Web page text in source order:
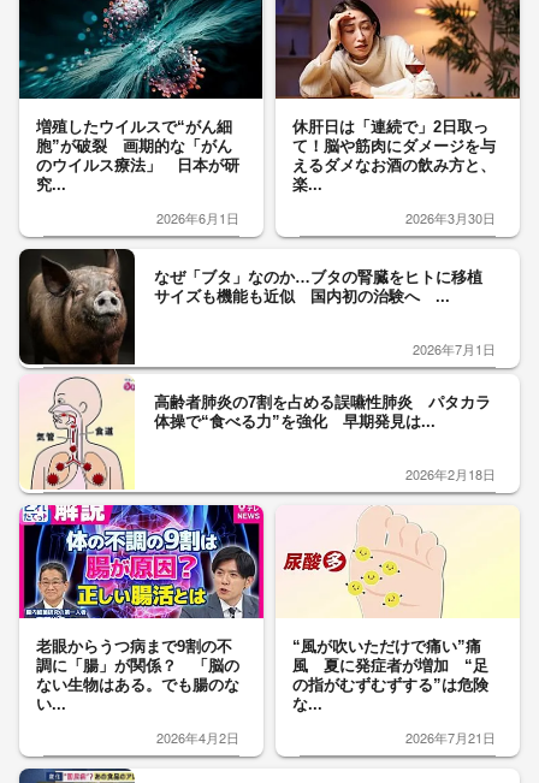
増殖したウイルスで“がん細
胞”が破裂 画期的な「がん
のウイルス療法」 日本が研
究...
2026年6月1日
休肝日は「連続で」2日取っ
て！脳や筋肉にダメージを与
えるダメなお酒の飲み方と、
楽...
2026年3月30日
なぜ「ブタ」なのか…ブタの腎臓をヒトに移植
サイズも機能も近似 国内初の治験へ ...
2026年7月1日
高齢者肺炎の7割を占める誤嚥性肺炎 パタカラ
体操で“食べる力”を強化 早期発見は...
2026年2月18日
老眼からうつ病まで9割の不
調に「腸」が関係？ 「脳の
ない生物はある。でも腸のな
い...
2026年4月2日
“風が吹いただけで痛い”痛
風 夏に発症者が増加 “足
の指がむずむずする”は危険
な...
2026年7月21日